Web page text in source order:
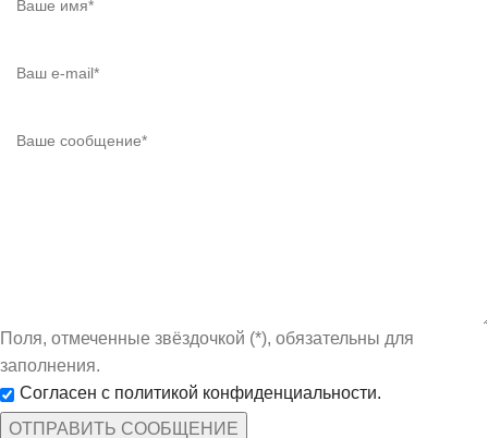
Поля, отмеченные звёздочкой (*), обязательны для
заполнения.
Согласен с политикой конфиденциальности.